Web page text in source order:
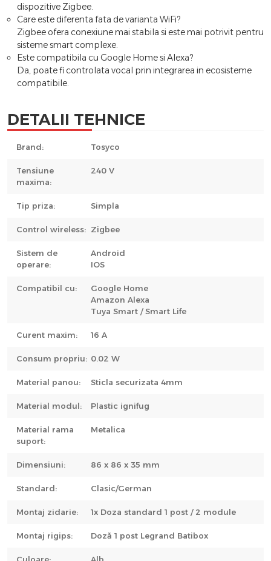
dispozitive Zigbee.
Care este diferenta fata de varianta WiFi?
Zigbee ofera conexiune mai stabila si este mai potrivit pentru
sisteme smart complexe.
Este compatibila cu Google Home si Alexa?
Da, poate fi controlata vocal prin integrarea in ecosisteme
compatibile.
DETALII TEHNICE
Brand: Tosyco
Tensiune
maxima:
240 V
Tip priza: Simpla
Control wireless: Zigbee
Sistem de
operare:
Android
IOS
Compatibil cu:
Google Home
Amazon Alexa
Tuya Smart / Smart Life
Curent maxim: 16 A
Consum propriu: 0.02 W
Material panou: Sticla securizata 4mm
Material modul: Plastic ignifug
Material rama
suport:
Metalica
Dimensiuni: 86 x 86 x 35 mm
Standard: Clasic/German
Montaj zidarie: 1x Doza standard 1 post / 2 module
Montaj rigips: Doză 1 post Legrand Batibox
Culoare: Alb